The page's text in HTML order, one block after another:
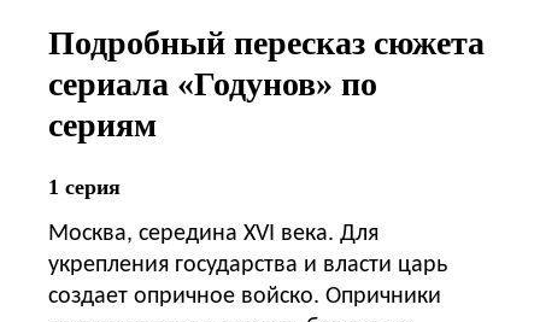
Подробный пересказ сюжета
сериала «Годунов» по
сериям
1 серия
Москва, середина XVI века. Для
укрепления государства и власти царь
создает опричное войско. Опричники